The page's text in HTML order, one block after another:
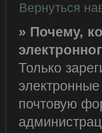
Вернуться
» Почему,
Только
почтовую